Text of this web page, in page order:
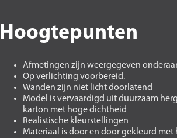
Hoogtepunten
Afmetingen zijn weergegeven
Op verlichting voorbereid.
Wanden zijn niet licht doorlatend
Model is vervaardigd uit duurzaam
karton met hoge dichtheid
Realistische kleurstellingen
Materiaal is door en door gekleurd met